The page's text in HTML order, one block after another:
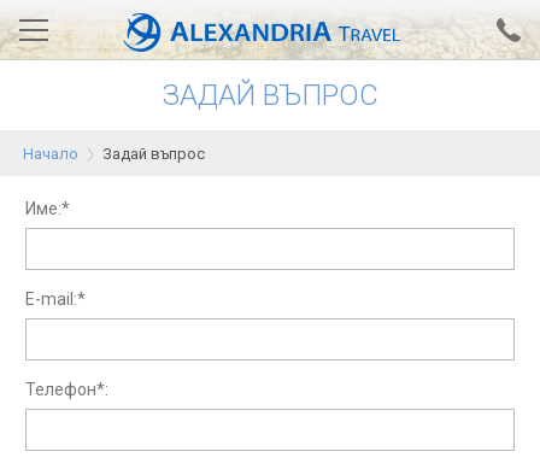
Проверка на резервация
АЛЕКСАНДРИЯ хотели
Тунис
Египет
Екскурзии
ЗАДАЙ ВЪПРОС
Начало Задай въпрос
Име:*
E-mail:*
Телефон*: